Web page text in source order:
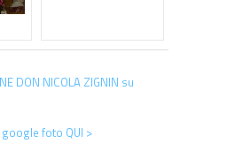
DON NICOLA ZIGNIN su
google foto QUI >